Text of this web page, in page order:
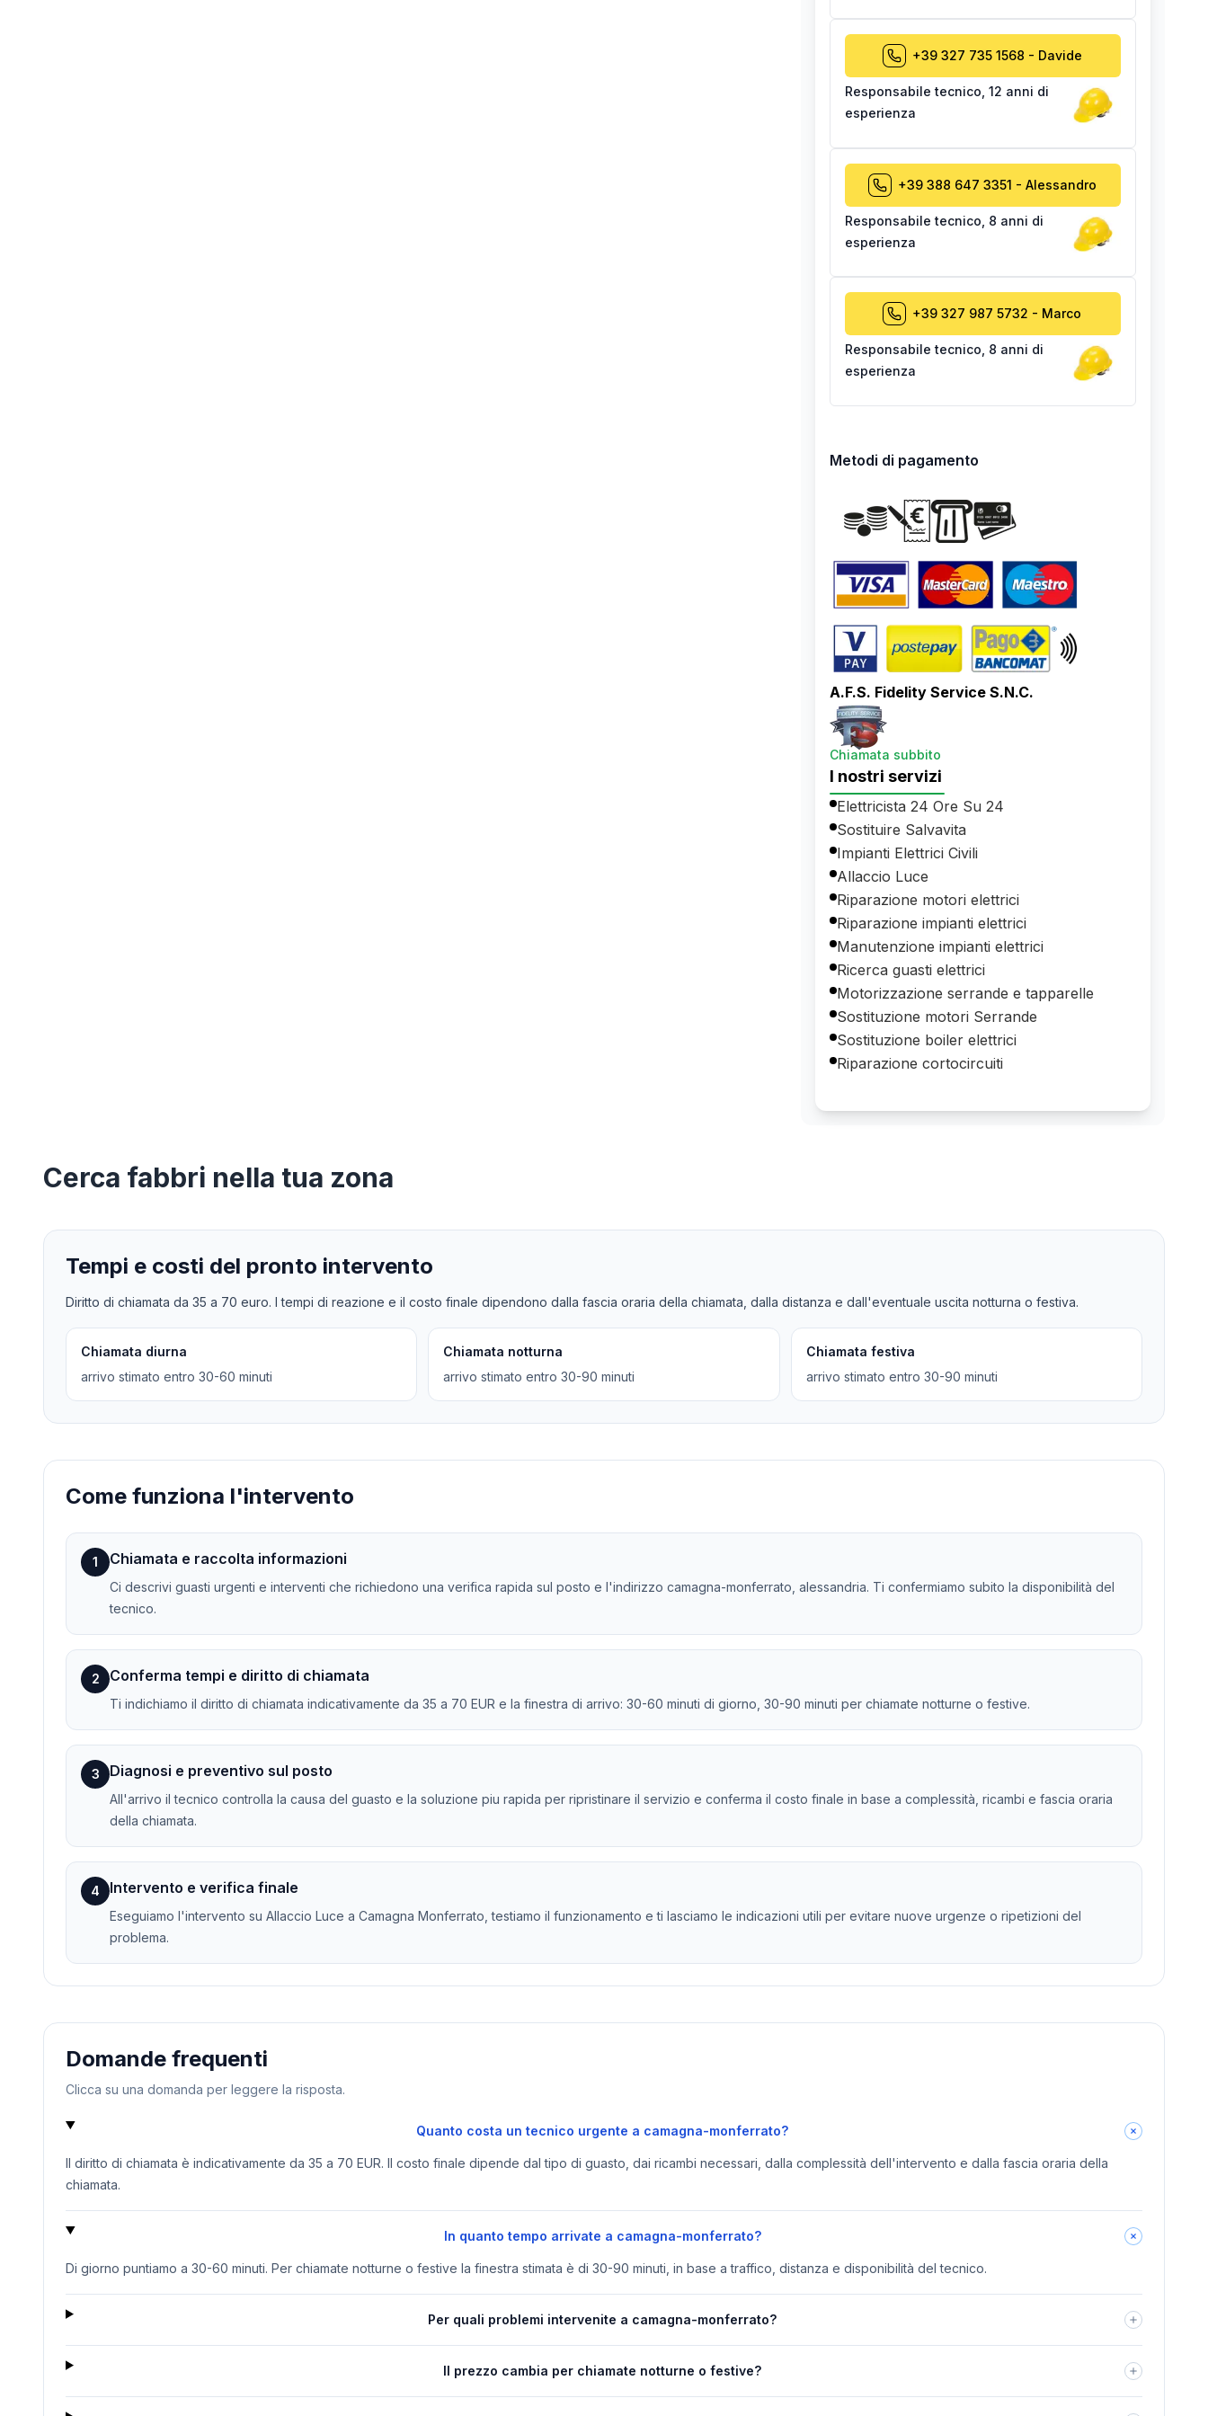
+39 327 735 1568 - Davide
Responsabile tecnico 12 anni di
esperienza
+39 388 647 3351 - Alessandro
Responsabile tecnico 8 anni di
esperienza
+39 327 987 5732 - Marco
Responsabile tecnico 8 anni di
esperienza
Metodi di pagamento
A.F.S. Fidelity Service S.N.C.
Chiamata subbito
I nostri servizi
Elettricista 24 Ore Su 24
Sostituire Salvavita
Impianti Elettrici Civili
Allaccio Luce
Riparazione motori elettrici
Riparazione impianti elettrici
Manutenzione impianti elettrici
Ricerca guasti elettrici
Motorizzazione serrande e tapparelle
Sostituzione motori Serrande
Sostituzione boiler elettrici
Riparazione cortocircuiti
Cerca fabbri nella tua zona
Tempi e costi del pronto intervento
Diritto di chiamata da 35 a 70 euro. I tempi di reazione e il costo finale dipendono dalla fascia oraria della chiamata, dalla distanza e dall'eventuale uscita notturna o festiva.
Chiamata diurna
arrivo stimato entro 30-60 minuti
Chiamata notturna
arrivo stimato entro 30-90 minuti
Chiamata festiva
arrivo stimato entro 30-90 minuti
Come funziona l'intervento
1 Chiamata e raccolta informazioni
Ci descrivi guasti urgenti e interventi che richiedono una verifica rapida sul posto e l'indirizzo camagna-monferrato, alessandria. Ti confermiamo subito la disponibilità del
tecnico.
2 Conferma tempi e diritto di chiamata
Ti indichiamo il diritto di chiamata indicativamente da 35 a 70 EUR e la finestra di arrivo: 30-60 minuti di giorno, 30-90 minuti per chiamate notturne o festive.
3 Diagnosi e preventivo sul posto
All'arrivo il tecnico controlla la causa del guasto e la soluzione piu rapida per ripristinare il servizio e conferma il costo finale in base a complessità, ricambi e fascia oraria
della chiamata.
4 Intervento e verifica finale
Eseguiamo l'intervento su Allaccio Luce a Camagna Monferrato, testiamo il funzionamento e ti lasciamo le indicazioni utili per evitare nuove urgenze o ripetizioni del
problema.
Domande frequenti
Clicca su una domanda per leggere la risposta.
Quanto costa un tecnico urgente a camagna-monferrato?
Il diritto di chiamata è indicativamente da 35 a 70 EUR. Il costo finale dipende dal tipo di guasto, dai ricambi necessari, dalla complessità dell'intervento e dalla fascia oraria della
chiamata.
In quanto tempo arrivate a camagna-monferrato?
Di giorno puntiamo a 30-60 minuti. Per chiamate notturne o festive la finestra stimata è di 30-90 minuti, in base a traffico, distanza e disponibilità del tecnico.
Per quali problemi intervenite a camagna-monferrato?
Il prezzo cambia per chiamate notturne o festive?